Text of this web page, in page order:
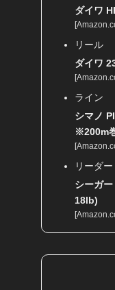
ダイワ
[
リール
ダイワ
[
ライン
シマノ
※200m
[
リーダー
シーガ
18lb)
[